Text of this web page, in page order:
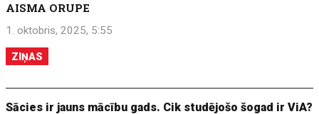
AISMA ORUPE
1. oktobris, 2025, 5:55
ZIŅAS
Sācies ir jauns mācību gads. Cik studējošo šogad ir ViA?